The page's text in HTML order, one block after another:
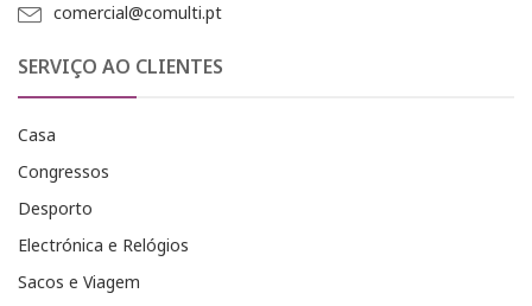
comercial@comulti.pt
SERVIÇO AO CLIENTES
Casa
Congressos
Desporto
Electrónica e Relógios
Sacos e Viagem